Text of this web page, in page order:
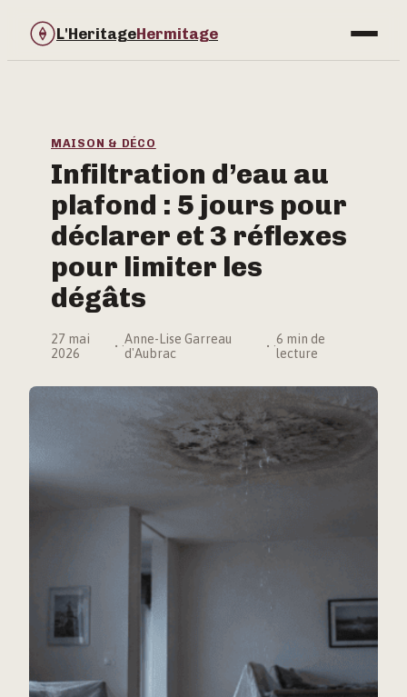
L'HeritageHermitage
Immobilier
Jardinage
Maison & Déco
MAISON & DÉCO
Infiltration d’eau au
plafond : 5 jours pour
déclarer et 3 réflexes
pour limiter les
dégâts
27 mai
2026
·Anne-Lise Garreau
d'Aubrac
·6 min de
lecture